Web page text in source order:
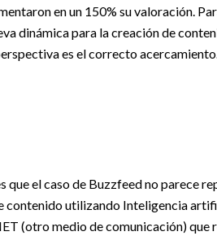
en un 150% su valoración.
dinámica para la creación de
es el correcto
que el caso de Buzzfeed no parece
contenido utilizando Inteligencia
(otro medio de comunicación)